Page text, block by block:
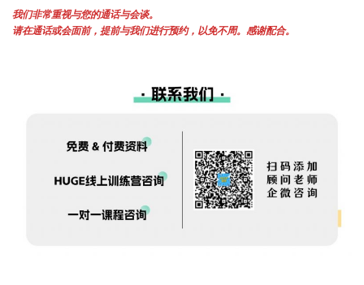
我们非常重视与您的通话与会谈。
请在通话或会面前，提前与我们进行预约，以免不周。感谢配合。